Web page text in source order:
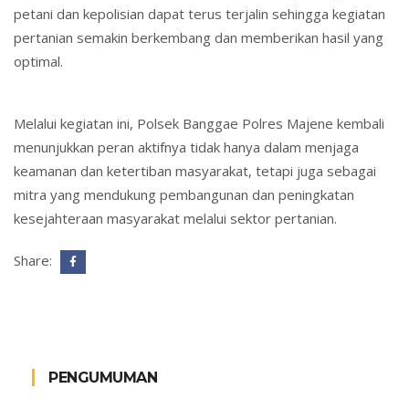
petani dan kepolisian dapat terus terjalin sehingga kegiatan
pertanian semakin berkembang dan memberikan hasil yang
optimal.
Melalui kegiatan ini, Polsek Banggae Polres Majene kembali
menunjukkan peran aktifnya tidak hanya dalam menjaga
keamanan dan ketertiban masyarakat, tetapi juga sebagai
mitra yang mendukung pembangunan dan peningkatan
kesejahteraan masyarakat melalui sektor pertanian.
Share:
PENGUMUMAN